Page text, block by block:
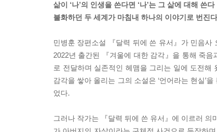
삶이 ‘나’의 인생을 쓴다면 ‘나’는 그 삶에 대해 쓴다
불화하던 두 세계가 마침내 하나의 이야기로 번진다
민병훈 장편소설 『달력 뒤에 쓴 유서』가 민음
2022년 출간된 『겨울에 대한 감각』을 통해 죽음
로 전달하며 실존적인 헤맴을 그리는 일에 도전
감각을 쌓아 올리는 그의 소설은 ‘언어라는 현실’
었다.
그러나 작가는 『달력 뒤에 쓴 유서』에 이르러